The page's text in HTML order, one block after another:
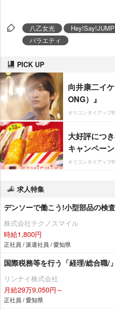
八乙女光 Hey!Say!JUMP
バラエティ
PICK UP
向井康二イ
ONG）』
オリコンタイアップ
大好評につ
キャンペーン
オリコンタイアップ
求人特集
デンソーで働こう!小型部品の検
株式会社テクノスマイル
時給1,800円
正社員 / 派遣社員 / 愛知県
国際税務等を行う「経理/総合職/
リンナイ株式会社
月給29万9,050円～
正社員 / 愛知県